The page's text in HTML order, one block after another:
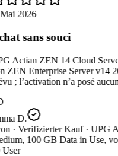
2026
sans souci
Actian ZEN 14 Cloud
ZEN Enterprise Server v14
; l’activation n’a posé
D.
· Verifizierter Kauf · UPG
100 GB Data in Use,